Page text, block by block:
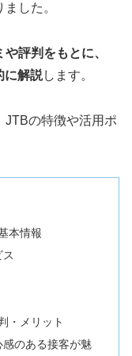
した。
評判をもとに、
に解説します。
JTBの特徴や活用ポ
本情報
・メリット
のある接客が魅